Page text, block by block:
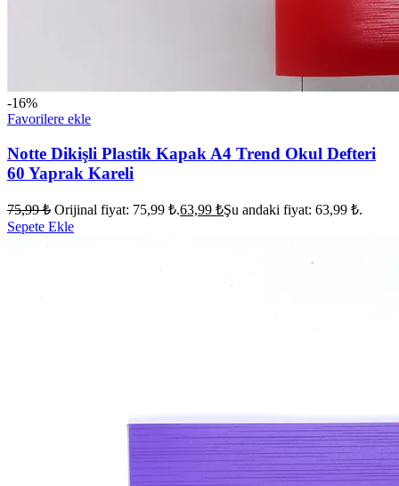
-16%
Favorilere ekle
Notte Dikişli Plastik Kapak A4 Trend Okul Defteri
60 Yaprak Kareli
75,99₺ Orijinal fiyat: 75,99 ₺.63,99 ₺Şu andaki fiyat: 63,99 ₺.
Sepete Ekle